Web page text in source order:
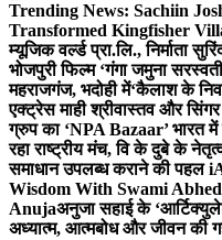
Trending News: Sachiin
Transformed Kingfisher
म्यूजिक वर्ल्ड प्रा.लि., निर्माता
भोजपुरी फिल्म ‘गंगा जमुना
महराजगंज, भदोही में‘कैलाश के
एक्ट्रेस माही श्रीवास्तव और
ग्रुप का ‘NPA Bazaar’ भारत
रहा राष्ट्रीय मंच, वि के दुबे के
समाधान उपलब्ध कराने की पहल i
Wisdom With Swami
Anujaअनुजा सहाई के
अध्यात्म, आत्मबोध और जीवन की